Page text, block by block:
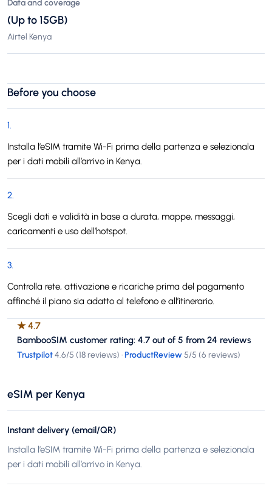
Data and coverage
(Up to 15GB)
Airtel Kenya
Before you choose
1.
Installa l’eSIM tramite Wi-Fi prima della partenza e selezionala
per i dati mobili all’arrivo in Kenya.
2.
Scegli dati e validità in base a durata, mappe, messaggi,
caricamenti e uso dell’hotspot.
3.
Controlla rete, attivazione e ricariche prima del pagamento
affinché il piano sia adatto al telefono e all’itinerario.
★4.7
BambooSIM customer rating: 4.7 out of 5 from 24 reviews
Trustpilot4.6/5 (18 reviews) ·ProductReview5/5 (6 reviews)
eSIM per Kenya
Instant delivery (email/QR)
Installa l’eSIM tramite Wi-Fi prima della partenza e selezionala
per i dati mobili all’arrivo in Kenya.